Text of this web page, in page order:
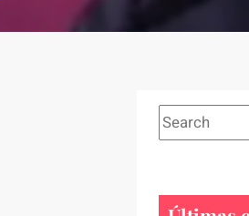
S
e